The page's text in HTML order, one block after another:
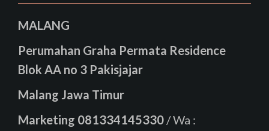
MALANG
Perumahan Graha Permata Residence
Blok AA no 3 Pakisjajar
Malang Jawa Timur
Marketing 081334145330 / Wa :